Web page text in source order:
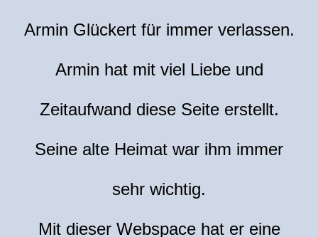
Armin Glückert für immer verlassen.
Armin hat mit viel Liebe und
Zeitaufwand diese Seite erstellt.
Seine alte Heimat war ihm immer
sehr wichtig.
Mit dieser Webspace hat er eine